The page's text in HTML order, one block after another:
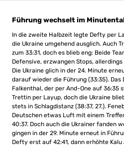
Führung wechselt im
In die zweite Halbzeit legte Defty per
die Ukraine umgehend ausglich. Auch
zum 33:31, doch es blieb eng: Beide
Defensive, erzwangen Stops,
Die Ukraine glich in der 24. Minute
darauf wieder die Führung (33:35). Das
Falkenthal, der per And-One auf 36:35
Trettin per Layup, doch die Ukraine
stets in Schlagdistanz (38:37, 27.).
Deutschen etwas Luft mit einem
40:37. Doch auch die Ukrainer fanden
gingen in der 29. Minute erneut in
Defty erst auf 42:41, dann erhöhte Kalu